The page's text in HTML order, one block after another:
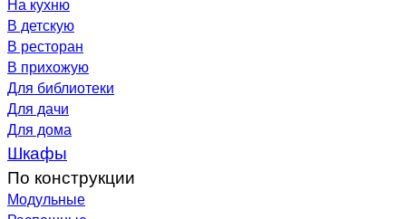
В детскую
В ресторан
В прихожую
Для библиотеки
Для дачи
Для дома
Шкафы
По конструкции
Модульные